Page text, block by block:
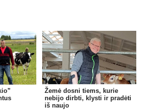
Žemė dosni tiems, kurie
nebijo dirbti, klysti ir pradėti
iš naujo